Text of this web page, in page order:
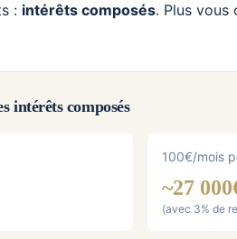
: intérêts composés. Plus vous
intérêts composés
100€/mois
~27
(avec 3% de